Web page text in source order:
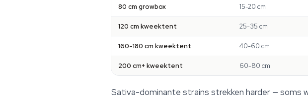
80 cm growbox 15-20 cm
120 cm kweektent 25-35 cm
160-180 cm kweektent 40-60 cm
200 cm+ kweektent 60-80 cm
Sativa-dominante strains strekken harder — soms